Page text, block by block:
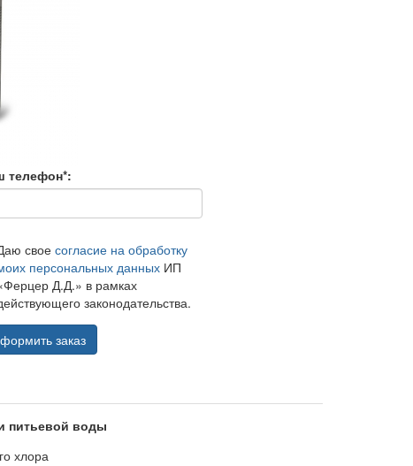
телефон*:
свое согласие на обработку
персональных данныхИП
Д.Д.» в рамках
законодательства.
заказ
питьевой воды
хлора